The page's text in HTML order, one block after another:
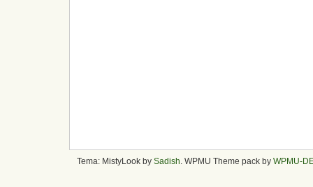
Tema: MistyLook by Sadish . WPMU Theme pack by WPMU-